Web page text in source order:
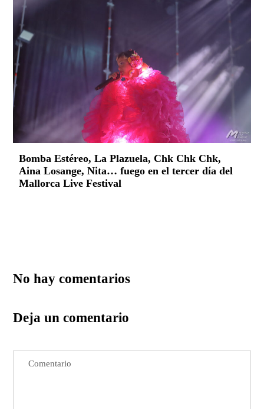
Bomba Estéreo, La Plazuela, Chk Chk Chk,
Aina Losange, Nita… fuego en el tercer día del
Mallorca Live Festival
No hay comentarios
Deja un comentario